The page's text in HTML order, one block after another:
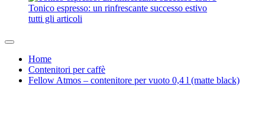
Tonico espresso: un rinfrescante successo estivo
tutti gli articoli
Home
Contenitori per caffè
Fellow Atmos – contenitore per vuoto 0,4 l (matte black)